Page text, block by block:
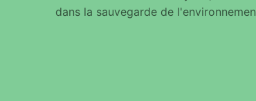
dans la sauvegarde de